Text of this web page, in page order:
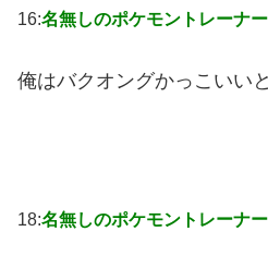
16:名無しのポケモントレーナー
俺はバクオングかっこいい
18:名無しのポケモントレーナー